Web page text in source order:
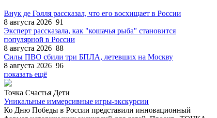
Внук де Голля рассказал, что его восхищает в России
8 августа 2026 91
Эксперт рассказала, как "кошачья рыба" становится
популярной в России
8 августа 2026 88
Силы ПВО сбили три БПЛА, летевших на Москву
8 августа 2026 96
показать ещё
Точка Счастья Дети
Уникальные иммерсивные игры-экскурсии
Ко Дню Победы в России представили инновационный